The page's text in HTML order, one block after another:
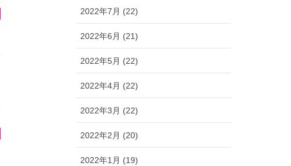
2022年7月 (22)
2022年6月 (21)
2022年5月 (22)
2022年4月 (22)
2022年3月 (22)
2022年2月 (20)
2022年1月 (19)